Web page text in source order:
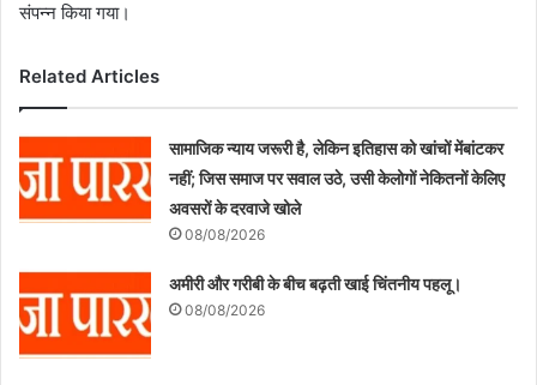
संपन्न किया गया।
Related Articles
सामाजिक न्याय जरूरी है, लेकिन इतिहास को खांचों मेंबांटकर
नहीं; जिस समाज पर सवाल उठे, उसी केलोगों नेकितनों केलिए
अवसरों के दरवाजे खोले
08/08/2026
अमीरी और गरीबी के बीच बढ़ती खाई चिंतनीय पहलू।
08/08/2026